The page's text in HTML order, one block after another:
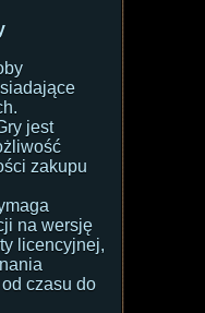
jest
zakupu
na wersję
licencyjnej,
czasu do